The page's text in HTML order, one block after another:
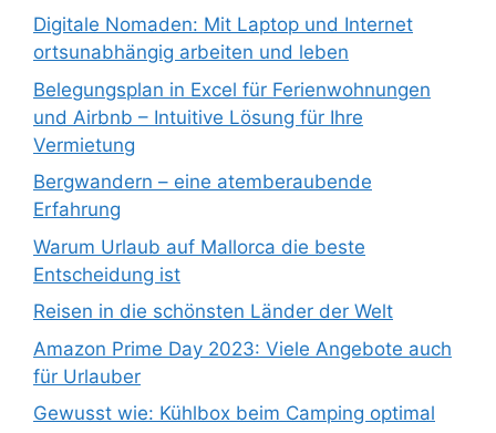
Digitale Nomaden: Mit Laptop und Internet
ortsunabhängig arbeiten und leben
Belegungsplan in Excel für Ferienwohnungen
und Airbnb – Intuitive Lösung für Ihre
Vermietung
Bergwandern – eine atemberaubende
Erfahrung
Warum Urlaub auf Mallorca die beste
Entscheidung ist
Reisen in die schönsten Länder der Welt
Amazon Prime Day 2023: Viele Angebote auch
für Urlauber
Gewusst wie: Kühlbox beim Camping optimal